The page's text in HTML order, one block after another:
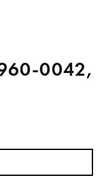
0042,